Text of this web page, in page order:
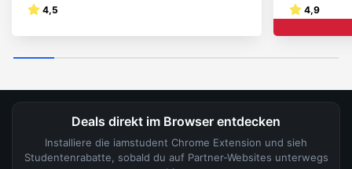
4,5 4,9
Deals direkt im Browser entdecken
Installiere die iamstudent Chrome Extension und sieh
Studentenrabatte, sobald du auf Partner-Websites unterwegs